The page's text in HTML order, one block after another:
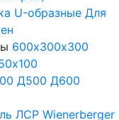
U-образные Для
600х300х300
Д500 Д600
ЛСР Wienerberger